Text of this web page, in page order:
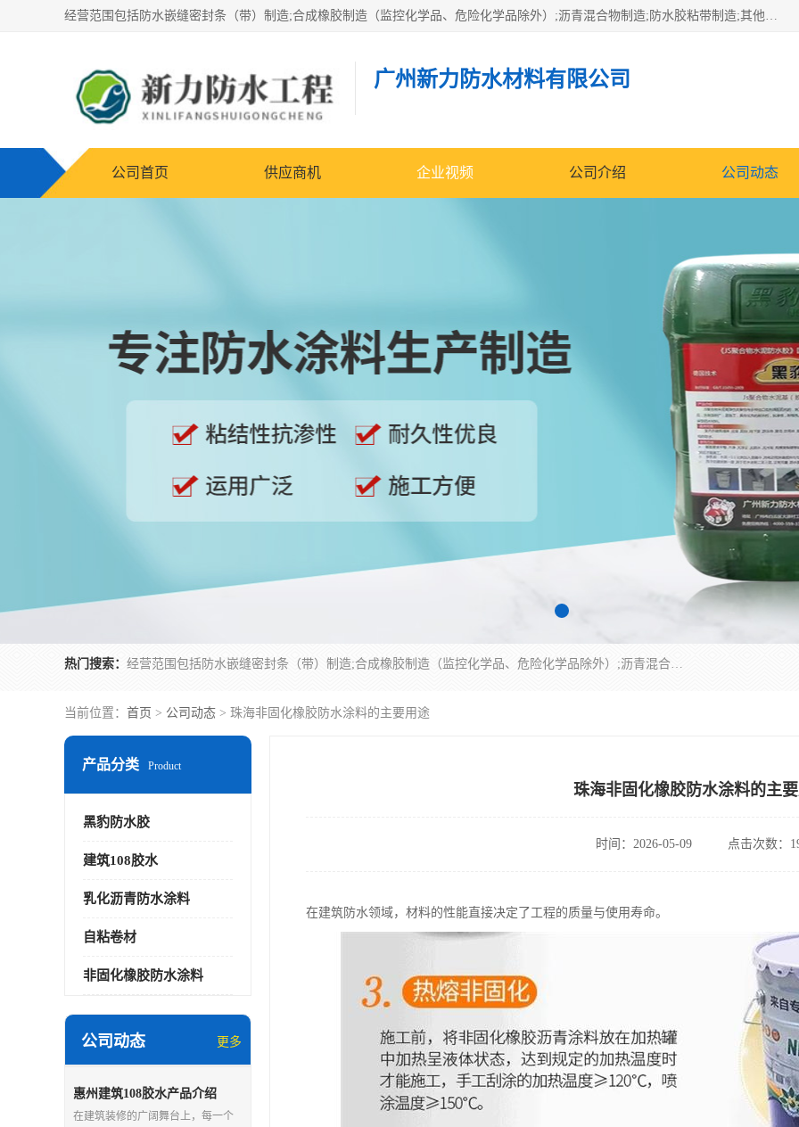
经营范围包括防水嵌缝密封条（带）制造;合成橡胶制造（监控化学品、危险化学品除外）;沥青混合物制造;防水胶粘带制造;其他合成材料制造（监控化学品、危险化学品除外）;涂料制造（监控化学品、危险化学品除外）;建筑结构防水补漏;防水建筑材料制造;粘合剂制造（监控化学品、危险化学品除外）;涂料零售;广州新力防水材料有限公司具有1处分支机构。
广州新力防水材料有限公司
公司首页 供应商机 企业视频 公司介绍 公司动态
热门搜索： 经营范围包括防水嵌缝密封条（带）制造;合成橡胶制造（监控化学品、危险化学品除外）;沥青混合物制造;防水胶粘带制造;其他合成材料制造（监控化学品、危险化学品除外）;涂料制造（监控化学品、危险化学品除外）;建筑结构防水补漏;防水建筑材料制造;粘合剂制造（监控化学品、危险化学品除外）;涂料零售;广州新力防水材料有限公司具有1处分支机构。
当前位置： 首页 > 公司动态 > 珠海非固化橡胶防水涂料的主要用途
产品分类 Product
黑豹防水胶
建筑108胶水
乳化沥青防水涂料
自粘卷材
非固化橡胶防水涂料
公司动态 更多
惠州建筑108胶水产品介绍
在建筑装修的广阔舞台上，每一个
珠海非固化橡胶防水涂料的主
时间：2026-05-09 点击次数：
在建筑防水领域，材料的性能直接决定了工程的质量与使用寿命。